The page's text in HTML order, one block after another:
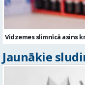
Vidzemes slimnīcā asins
Jaunākie